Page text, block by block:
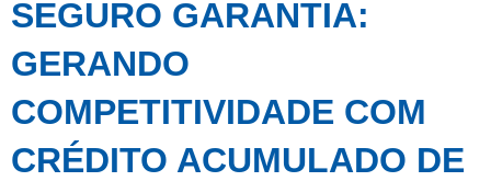
SEGURO GARANTIA:
GERANDO
COMPETITIVIDADE COM
CRÉDITO ACUMULADO DE